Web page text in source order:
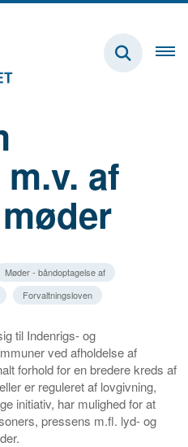
af
Møder - båndoptagelse af
Forvaltningsloven
til Indenrigs- og
ved afholdelse af
forhold for en bredere kreds af
er reguleret af lovgivning,
initiativ, har mulighed for at
pressens m.fl. lyd- og